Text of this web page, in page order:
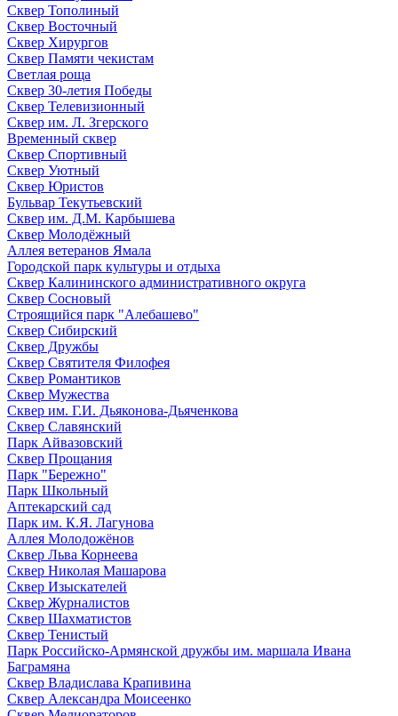
Сквер Тополиный
Сквер Восточный
Сквер Хирургов
Сквер Памяти чекистам
Светлая роща
Сквер 30-летия Победы
Сквер Телевизионный
Сквер им. Л. Згерского
Временный сквер
Сквер Спортивный
Сквер Уютный
Сквер Юристов
Бульвар Текутьевский
Сквер им. Д.М. Карбышева
Сквер Молодёжный
Аллея ветеранов Ямала
Городской парк культуры и отдыха
Сквер Калининского административного округа
Сквер Сосновый
Строящийся парк "Алебашево"
Сквер Сибирский
Сквер Дружбы
Сквер Святителя Филофея
Сквер Романтиков
Сквер Мужества
Сквер им. Г.И. Дьяконова-Дьяченкова
Сквер Славянский
Парк Айвазовский
Сквер Прощания
Парк "Бережно"
Парк Школьный
Аптекарский сад
Парк им. К.Я. Лагунова
Аллея Молодожёнов
Сквер Льва Корнеева
Сквер Николая Машарова
Сквер Изыскателей
Сквер Журналистов
Сквер Шахматистов
Сквер Тенистый
Парк Российско-Армянской дружбы им. маршала Ивана
Баграмяна
Сквер Владислава Крапивина
Сквер Александра Моисеенко